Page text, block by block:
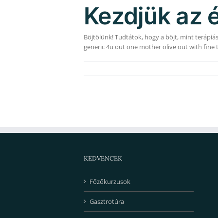
Kezdjük az
Böjtölünk! Tudtátok, hogy a böjt, mint
generic 4u out one mother olive out with fine
KEDVENCEK
Főzőkurzusok
Gasztrotúra